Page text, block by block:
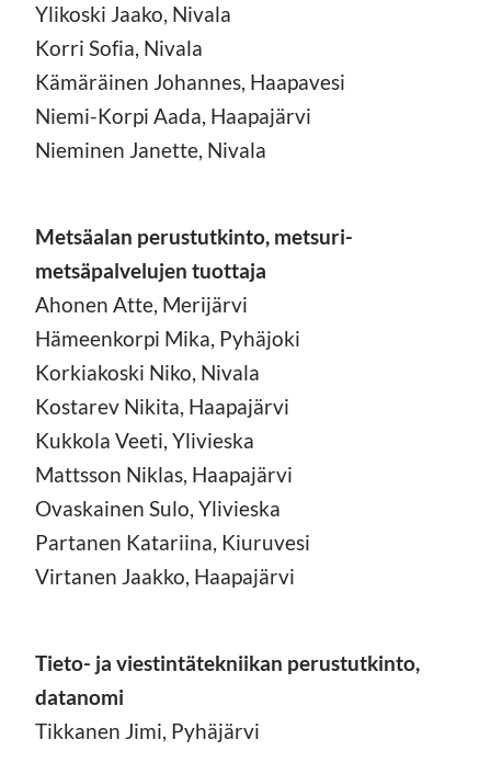
Ylikoski Jaako, Nivala
Korri Sofia, Nivala
Kämäräinen Johannes, Haapavesi
Niemi-Korpi Aada, Haapajärvi
Nieminen Janette, Nivala
Metsäalan perustutkinto, metsuri-
metsäpalvelujen tuottaja
Ahonen Atte, Merijärvi
Hämeenkorpi Mika, Pyhäjoki
Korkiakoski Niko, Nivala
Kostarev Nikita, Haapajärvi
Kukkola Veeti, Ylivieska
Mattsson Niklas, Haapajärvi
Ovaskainen Sulo, Ylivieska
Partanen Katariina, Kiuruvesi
Virtanen Jaakko, Haapajärvi
Tieto- ja viestintätekniikan perustutkinto,
datanomi
Tikkanen Jimi, Pyhäjärvi